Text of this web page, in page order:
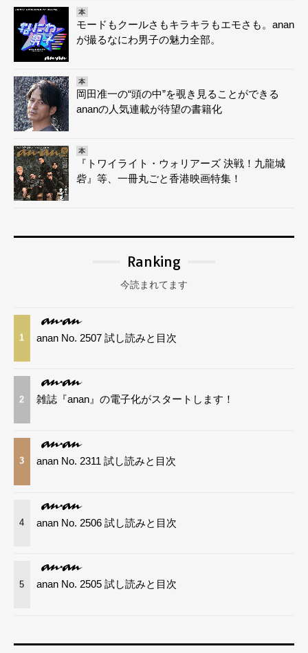
本
モードもクールさもキラキラもエモさも。anan
が撮るなにわ男子の魅力全部。
本
岡田准一の“頭の中”を覗き見ることができる
ananの人気連載が待望の書籍化
本
『トワイライト・ウォリアーズ 決戦！九龍城
砦』等、一冊丸ごと香港映画特集！
Ranking
今読まれてます
1 anan No. 2507 試し読みと目次
2 雑誌『anan』の電子化がスタートします！
3 anan No. 2311 試し読みと目次
4 anan No. 2506 試し読みと目次
5 anan No. 2505 試し読みと目次